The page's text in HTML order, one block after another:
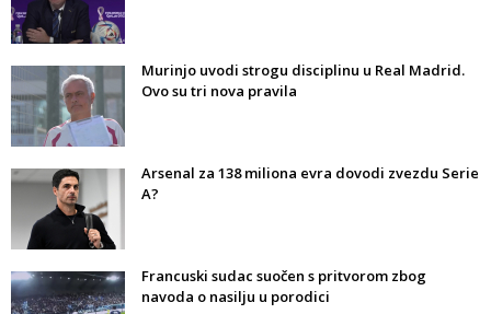
Murinjo uvodi strogu disciplinu u Real Madrid.
Ovo su tri nova pravila
Arsenal za 138 miliona evra dovodi zvezdu Serie
A?
Francuski sudac suočen s pritvorom zbog
navoda o nasilju u porodici